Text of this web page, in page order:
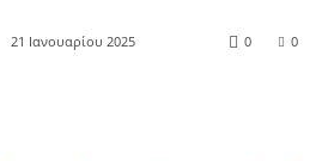
21 Ιανουαρίου 2025 0
0